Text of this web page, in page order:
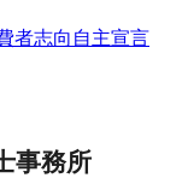
者志向自主宣言
事務所